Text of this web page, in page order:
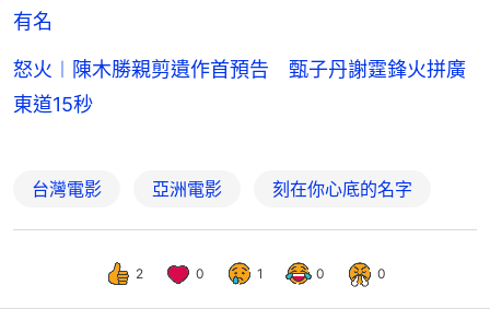
有名
怒火︱陳木勝親剪遺作首預告 甄子丹謝霆鋒火拼廣
東道15秒
台灣電影 亞洲電影 刻在你心底的名字
2 0 1 0 0